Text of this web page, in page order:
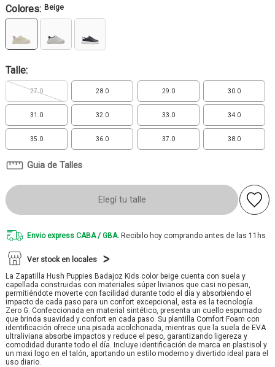
Colores: Beige
Talle:
27.0 28.0 29.0 30.0
31.0 32.0 33.0 34.0
35.0 36.0 37.0 38.0
Guia de Talles
Elegí tu talle
Envio express CABA / GBA. Recibilo hoy comprando antes de las 11hs
Ver stock en locales
La Zapatilla Hush Puppies Badajoz Kids color beige cuenta con suela y
capellada construidas con materiales súper livianos que casi no pesan,
permitiéndote moverte con facilidad durante todo el día y absorbiendo el
impacto de cada paso para un confort excepcional, esta es la tecnología
Zero G. Confeccionada en material sintético, presenta un cuello espumado
que brinda suavidad y confort en cada paso. Su plantilla Comfort Foam con
identificación ofrece una pisada acolchonada, mientras que la suela de EVA
ultraliviana absorbe impactos y reduce el peso, garantizando ligereza y
comodidad durante todo el día. Incluye identificación de marca en plastisol y
un maxi logo en el talón, aportando un estilo moderno y divertido ideal para el
uso diario.